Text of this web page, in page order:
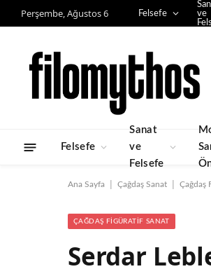
Perşembe, Ağustos 6 Felsefe
ve
Felsefe
Sanat
ve
Felsefe
Ana Sayfa Çağdaş Sanat Çağdaş
ÇAĞDAŞ FIGÜRATIF SANAT
Serdar